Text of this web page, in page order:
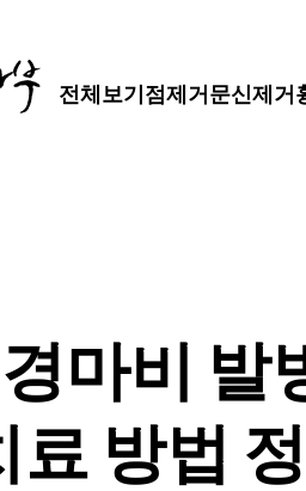
전체보기점제거문신제거
마비 발
료 방법